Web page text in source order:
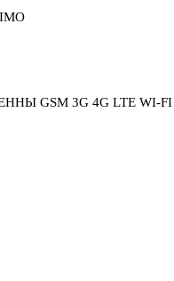
GSM 3G 4G LTE WI-FI